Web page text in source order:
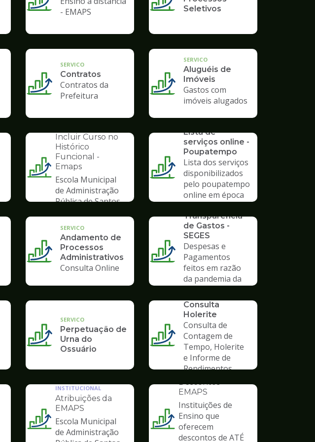
- EMAPS
Seletivos
SERVICO
Contratos
Contratos da
Prefeitura
SERVICO
Aluguéis de
Imóveis
Gastos com
imóveis alugados
Ilustração
pagina
de
Gestão
Incluir Curso no
Histórico
Funcional -
Emaps
Escola Municipal
de Administração
Pública de Santos
Lista de
serviços online -
Poupatempo
Lista dos serviços
disponibilizados
pelo poupatempo
online em época
SERVICO
Andamento de
Processos
Administrativos
Consulta Online
Transparência
de Gastos -
SEGES
Despesas e
Pagamentos
feitos em razão
da pandemia da
SERVICO
Perpetuação de
Urna do
Ossuário
Consulta
Holerite
Consulta de
Contagem de
Tempo, Holerite
e Informe de
Rendimentos
Ilustração
INSTITUCIONAL
Atribuições da
EMAPS
Escola Municipal
de Administração
Ilustração
INSTITUCIONAL
EMAPS
Instituições de
Ensino que
oferecem
descontos de ATÉ